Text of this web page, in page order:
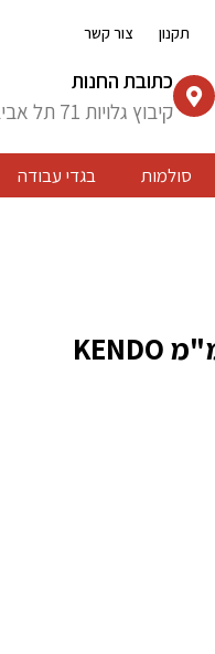
תקנון צור קשר
כתובת החנות
קיבוץ גלויות 71 תל אביב
סולמות בגדי עבודה